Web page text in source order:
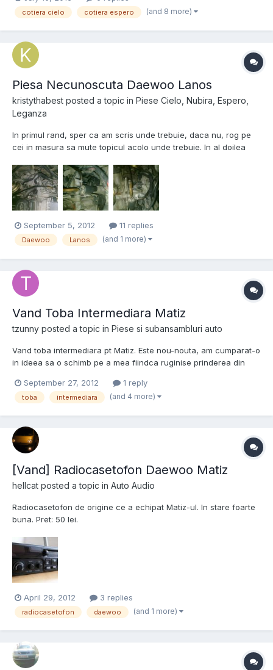
cotiera cielo cotiera espero (and 8 more)
Piesa Necunoscuta Daewoo Lanos
kristythabest posted a topic in Piese Cielo, Nubira, Espero,
Leganza
In primul rand, sper ca am scris unde trebuie, daca nu, rog pe
cei in masura sa mute topicul acolo unde trebuie. In al doilea
la motor, sa-mi spuna si mie cum se numeste piesa asta, si care
este rolul ei. Eu cred ca ar trebui sa inc...
September 5, 2012 11 replies
Daewoo Lanos (and 1 more)
Vand Toba Intermediara Matiz
tzunny posted a topic in Piese si subansambluri auto
Vand toba intermediara pt Matiz. Este nou-nouta, am cumparat-o
in ideea sa o schimb pe a mea fiindca ruginise prinderea din
pretul cu care am luat-o: 230lei. Voi reveni cu poze. Telefon:
0722263330
September 27, 2012 1 reply
toba intermediara (and 4 more)
[Vand] Radiocasetofon Daewoo Matiz
hellcat posted a topic in Auto Audio
Radiocasetofon de origine ce a echipat Matiz-ul. In stare foarte
buna. Pret: 50 lei.
April 29, 2012 3 replies
radiocasetofon daewoo (and 1 more)